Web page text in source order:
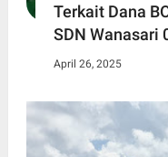
Terkait Dana
SDN Wanasari
April 26, 2025